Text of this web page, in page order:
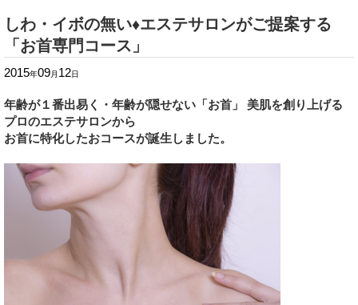
しわ・イボの無い♦︎エステサロンがご提案する
「お首専門コース」
2015年09月 12日
年齢が１番出易く・年齢が隠せない「お首」 美肌を創り上げる
プロのエステサロンから
お首に特化したおコースが誕生しました。